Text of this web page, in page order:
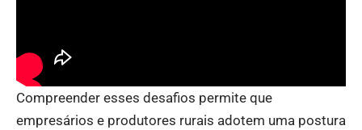
Compreender esses desafios permite que
empresários e produtores rurais adotem uma postura